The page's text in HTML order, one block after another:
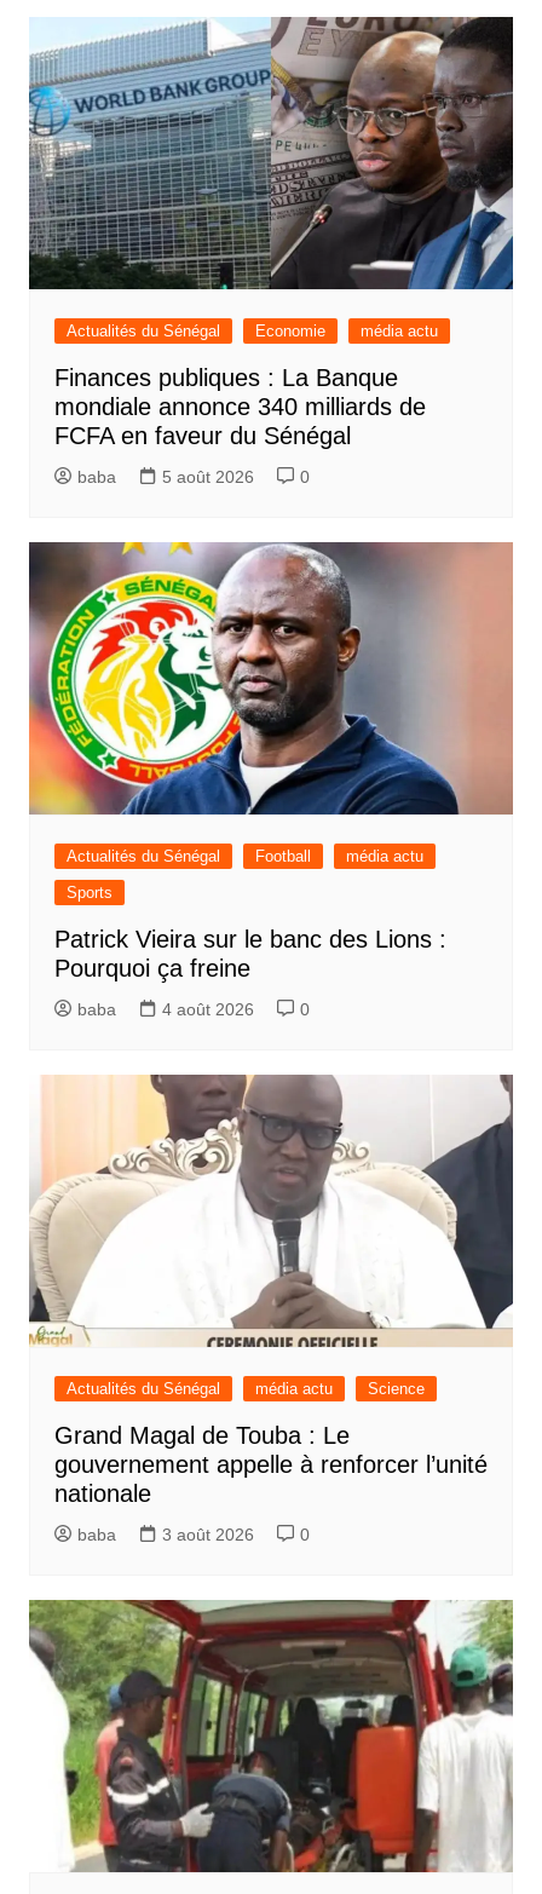
Actualités du Sénégal Economie média actu
Finances publiques : La Banque
mondiale annonce 340 milliards de
FCFA en faveur du Sénégal
baba 5 août 2026 0
Actualités du Sénégal Football
média actu
Sports
Patrick Vieira sur le banc des Lions :
Pourquoi ça freine
baba 4 août 2026 0
Actualités du Sénégal média actu Science
Grand Magal de Touba : Le
gouvernement appelle à renforcer l’unité
nationale
baba 3 août 2026 0